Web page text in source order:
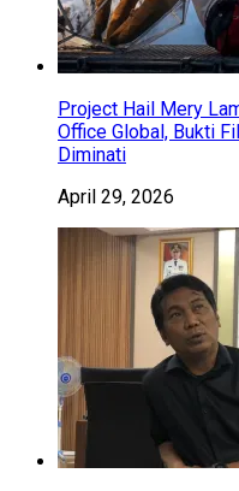
Project Hail Mery
Office Global, Bukti
Diminati
April 29, 2026